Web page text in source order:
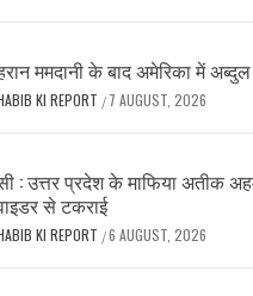
ममदानी के बाद अमेरिका में
KI REPORT / 7 AUGUST, 2026
: उत्तर प्रदेश के माफिया अतीक
से टकराई
KI REPORT /6 AUGUST, 2026